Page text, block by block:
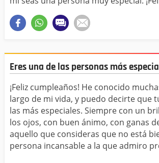
Eres una de las personas más
¡Feliz cumpleaños! He conocido
largo de mi vida, y puedo decirte que
las más especiales. Siempre con un
los ojos, con buen ánimo, con ganas
aquello que consideras que no está
persona incansable a la que admiro